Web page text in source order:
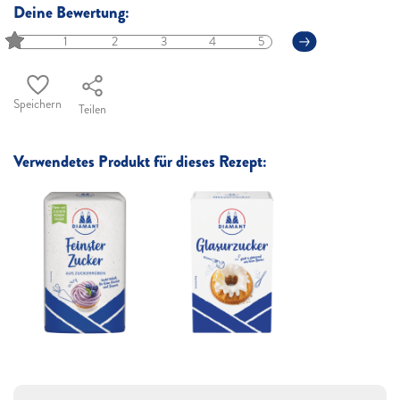
Deine Bewertung:
1 2 3 4 5
Speichern Teilen
Verwendetes Produkt für dieses Rezept: